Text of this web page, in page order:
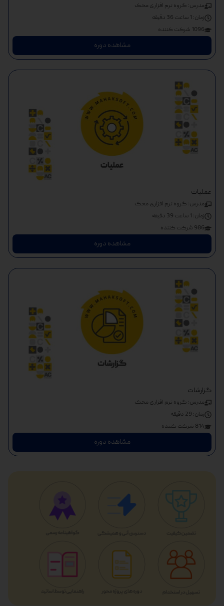
مدرس: گروه نرم افزاری محک
زمان: 1 ساعت 36 دقیقه
1096 شرکت کننده
مشاهده دوره
عملیات
مدرس: گروه نرم افزاری محک
زمان: 1 ساعت 39 دقیقه
986 شرکت کننده
مشاهده دوره
گزارشات
مدرس: گروه نرم افزاری محک
زمان: 29 دقیقه
814 شرکت کننده
مشاهده دوره